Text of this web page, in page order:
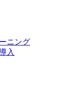
ニング
入